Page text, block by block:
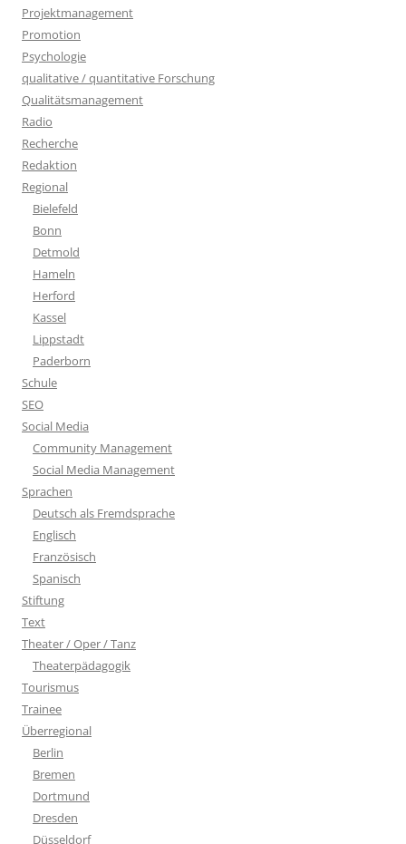
Projektmanagement
Promotion
Psychologie
qualitative / quantitative Forschung
Qualitätsmanagement
Radio
Recherche
Redaktion
Regional
Bielefeld
Bonn
Detmold
Hameln
Herford
Kassel
Lippstadt
Paderborn
Schule
SEO
Social Media
Community Management
Social Media Management
Sprachen
Deutsch als Fremdsprache
Englisch
Französisch
Spanisch
Stiftung
Text
Theater / Oper / Tanz
Theaterpädagogik
Tourismus
Trainee
Überregional
Berlin
Bremen
Dortmund
Dresden
Düsseldorf